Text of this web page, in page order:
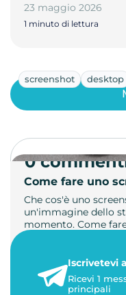
23 maggio 2026
1 minuto di lettura
screenshot desktop
Come fare uno
Che cos'è uno
un'immagine dello
momento. Come
1 minuto di lettura
0
Iscrivetevi
Ricevi 1
principali